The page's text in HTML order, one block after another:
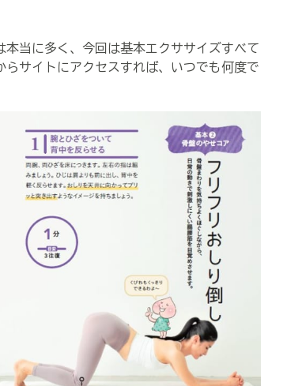
当に多く、今回は基本エクササイズすべて
サイトにアクセスすれば、いつでも何度で